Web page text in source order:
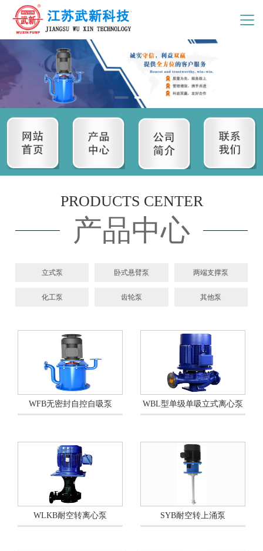
PRODUCTS CENTER
产品中心
立式泵 卧式悬臂泵 两端支撑泵
化工泵 齿轮泵 其他泵
WFB无密封自控自吸泵 WBL型单级单吸立式离心泵
WLKB耐空转离心泵 SYB耐空转上涌泵